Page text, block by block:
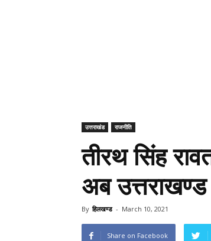
उत्तराखंड राजनीति
तीरथ सिंह
अब
By हिलखण्ड - March 10, 2021
Share on Facebook